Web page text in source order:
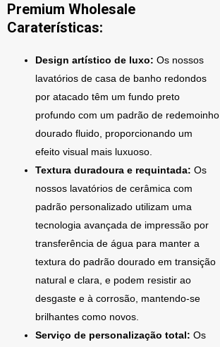
Premium Wholesale
Caraterísticas:
Design artístico de luxo: Os nossos
lavatórios de casa de banho redondos
por atacado têm um fundo preto
profundo com um padrão de redemoinho
dourado fluido, proporcionando um
efeito visual mais luxuoso.
Textura duradoura e requintada: Os
nossos lavatórios de cerâmica com
padrão personalizado utilizam uma
tecnologia avançada de impressão por
transferência de água para manter a
textura do padrão dourado em transição
natural e clara, e podem resistir ao
desgaste e à corrosão, mantendo-se
brilhantes como novos.
Serviço de personalização total: Os